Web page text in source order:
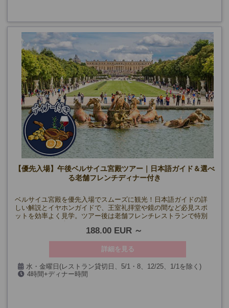
【優先入場】午後ベルサイユ宮殿ツアー｜日本語ガイド＆選べ
る老舗フレンチディナー付き
ベルサイユ宮殿を優先入場でスムーズに観光！日本語ガイドの詳
しい解説とイヤホンガイドで、王室礼拝堂や鏡の間など必見スポ
ットを効率よく見学。ツアー後は老舗フレンチレストランで特別
188.00 EUR
詳細を見る
水・金曜日(レストラン貸切日、5/1・8、12/25、1/1を除く)
4時間+ディナー時間